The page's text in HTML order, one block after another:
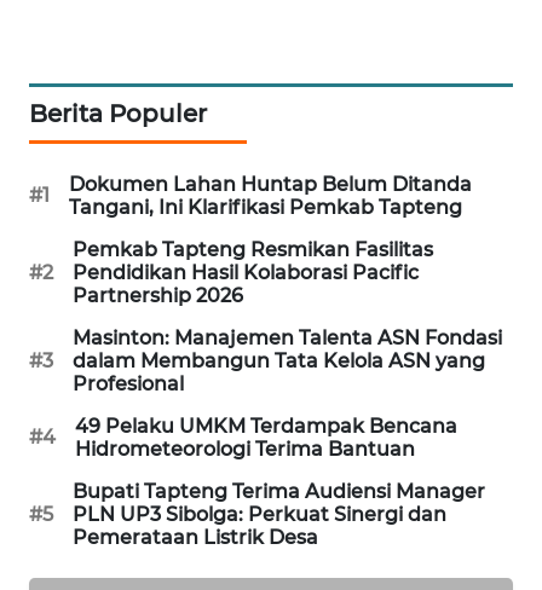
Berita Populer
#1
Dokumen Lahan Huntap Belum Ditanda
Tangani, Ini Klarifikasi Pemkab Tapteng
#2
Pemkab Tapteng Resmikan Fasilitas
Pendidikan Hasil Kolaborasi Pacific
Partnership 2026
#3
Masinton: Manajemen Talenta ASN Fondasi
dalam Membangun Tata Kelola ASN yang
Profesional
#4
49 Pelaku UMKM Terdampak Bencana
Hidrometeorologi Terima Bantuan
#5
Bupati Tapteng Terima Audiensi Manager
PLN UP3 Sibolga: Perkuat Sinergi dan
Pemerataan Listrik Desa
KARING
NEWS
JURNAL
MARITIM
HUMBANG
NEWS
GARONGGANG
NEWS
FISUELRI
ENERGI